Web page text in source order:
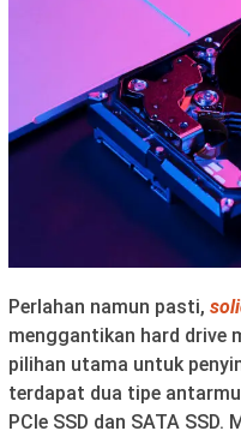
Perlahan namun pasti,
menggantikan hard drive
pilihan utama untuk
terdapat dua tipe
PCIe SSD dan SATA